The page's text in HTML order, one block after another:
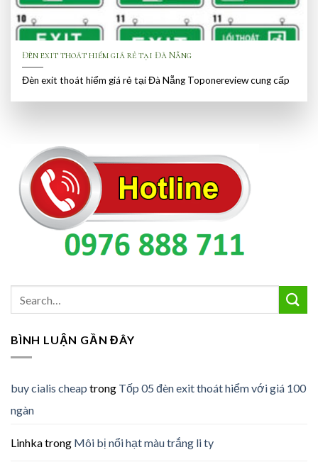
Đèn exit thoát hiểm giá rẻ tại Đà Nẵng
Đèn exit thoát hiểm giá rẻ tại Đà Nẵng Toponereview cung cấp
BÌNH LUẬN GẦN ĐÂY
buy cialis cheap trong Tốp 05 đèn exit thoát hiểm với giá 100
ngàn
Linhkatrong Môi bị nổi hạt màu trắng li ty